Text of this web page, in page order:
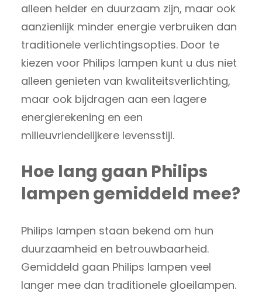
alleen helder en duurzaam zijn, maar ook
aanzienlijk minder energie verbruiken dan
traditionele verlichtingsopties. Door te
kiezen voor Philips lampen kunt u dus niet
alleen genieten van kwaliteitsverlichting,
maar ook bijdragen aan een lagere
energierekening en een
milieuvriendelijkere levensstijl.
Hoe lang gaan Philips
lampen gemiddeld mee?
Philips lampen staan bekend om hun
duurzaamheid en betrouwbaarheid.
Gemiddeld gaan Philips lampen veel
langer mee dan traditionele gloeilampen.